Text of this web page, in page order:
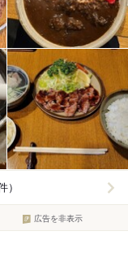
）
広告を非表示